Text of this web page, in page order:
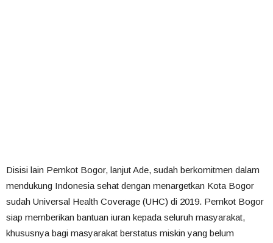
Disisi lain Pemkot Bogor, lanjut Ade, sudah berkomitmen dalam
mendukung Indonesia sehat dengan menargetkan Kota Bogor
sudah Universal Health Coverage (UHC) di 2019. Pemkot Bogor
siap memberikan bantuan iuran kepada seluruh masyarakat,
khususnya bagi masyarakat berstatus miskin yang belum